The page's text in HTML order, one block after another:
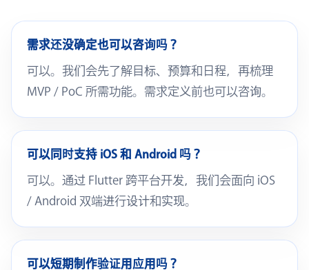
需求还没确定也可以咨询吗？
可以。我们会先了解目标、预算和日程，再梳理
MVP / PoC 所需功能。需求定义前也可以咨询。
可以同时支持 iOS 和 Android 吗？
可以。通过 Flutter 跨平台开发，我们会面向 iOS
/ Android 双端进行设计和实现。
可以短期制作验证用应用吗？